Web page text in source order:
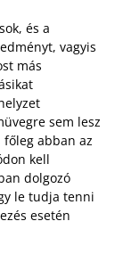
és a
vagyis
más
sem lesz
főleg abban az
kell
dolgozó
le tudja tenni
esetén